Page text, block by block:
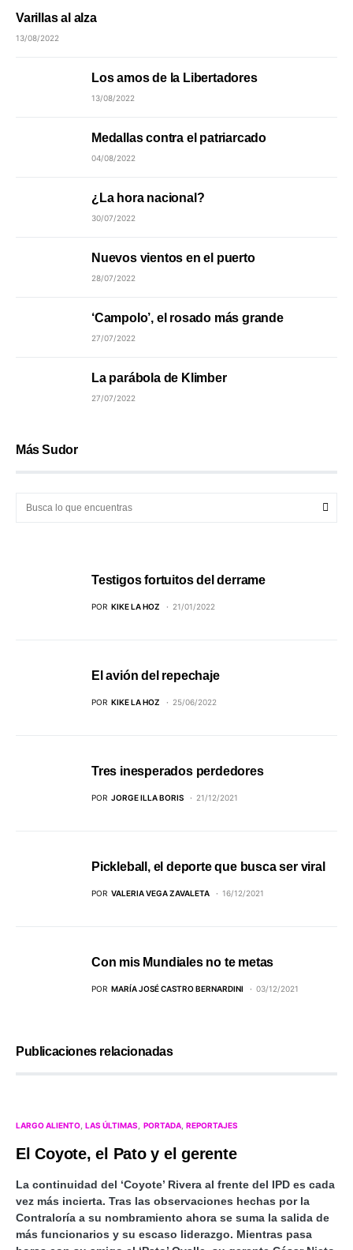
Varillas al alza
13/08/2022
Los amos de la Libertadores
13/08/2022
Medallas contra el patriarcado
04/08/2022
¿La hora nacional?
30/07/2022
Nuevos vientos en el puerto
28/07/2022
‘Campolo’, el rosado más grande
27/07/2022
La parábola de Klimber
27/07/2022
Más Sudor
Testigos fortuitos del derrame
POR KIKE LA HOZ 21/01/2022
El avión del repechaje
POR KIKE LA HOZ 25/06/2022
Tres inesperados perdedores
POR JORGE ILLA BORIS 21/12/2021
Pickleball, el deporte que busca ser viral
POR VALERIA VEGA ZAVALETA 16/12/2021
Con mis Mundiales no te metas
POR MARÍA JOSÉ CASTRO BERNARDINI 03/12/2021
Publicaciones relacionadas
LARGO ALIENTO LAS ÚLTIMAS PORTADA REPORTAJES
El Coyote, el Pato y el gerente
La continuidad del ‘Coyote’ Rivera al frente del IPD es cada
vez más incierta. Tras las observaciones hechas por la
Contraloría a su nombramiento ahora se suma la salida de
más funcionarios y su escaso liderazgo. Mientras pasa